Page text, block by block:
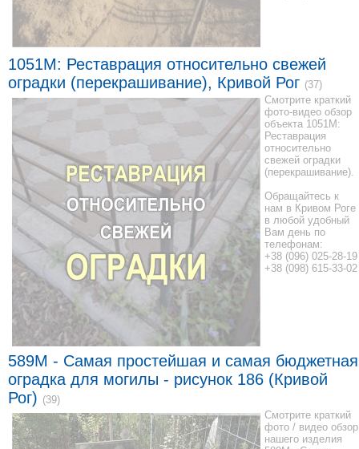
1051M: Реставрация относительно свежей
оградки (перекрашивание), Кривой Рог (37)
Смотрите краткий
фото-видео обзор
объекта 1051M:
Реставрация
относительно
свежей оградки
(перекрашивание).
Обращайтесь к
нам в Кривом Роге
в любой удобный
Вам день по
телефонам:
+38 (096) 025-28-19
+38 (098) 615-33-02
589M - Самая простейшая и самая бюджетная
оградка для могилы - рисунок 186 (Кривой
Рог) (39)
Смотрите краткий
фото / видео обзор
нашего изделия